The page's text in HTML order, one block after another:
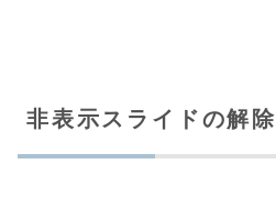
非表示スライドの解除